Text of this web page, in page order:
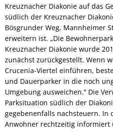
Kreuznacher Diakonie auf das
südlich der Kreuznacher
Bösgrunder Weg, Mannheimer
erweitern ist. „Die
Kreuznacher Diakonie wurde
zunächst zurückgestellt. Wenn
Crucenia-Viertel einführen,
und Dauerparker in die noch
Umgebung ausweichen.“ Die
Parksituation südlich der
gegebenenfalls nachsteuern. In
Anwohner rechtzeitig informiert